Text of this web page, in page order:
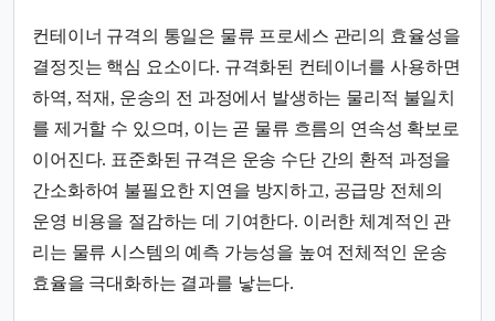
컨테이너 규격의 통일은 물류 프로세스 관리의 효율성을
결정짓는 핵심 요소이다. 규격화된 컨테이너를 사용하면
하역, 적재, 운송의 전 과정에서 발생하는 물리적 불일치
를 제거할 수 있으며, 이는 곧 물류 흐름의 연속성 확보로
이어진다. 표준화된 규격은 운송 수단 간의 환적 과정을
간소화하여 불필요한 지연을 방지하고, 공급망 전체의
운영 비용을 절감하는 데 기여한다. 이러한 체계적인 관
리는 물류 시스템의 예측 가능성을 높여 전체적인 운송
효율을 극대화하는 결과를 낳는다.